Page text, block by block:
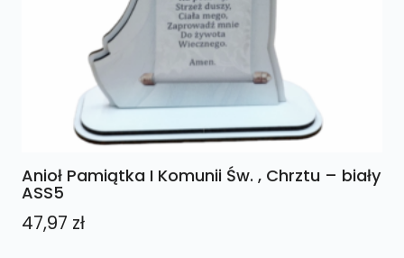
Anioł Pamiątka I Komunii Św. , Chrztu – biały
ASS5
47,97 zł